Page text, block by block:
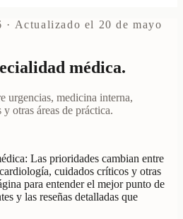
· Actualizado el 20 de mayo
médica.
urgencias, medicina interna,
otras áreas de práctica.
Las prioridades cambian entre
cuidados críticos y otras
para entender el mejor punto de
y las reseñas detalladas que